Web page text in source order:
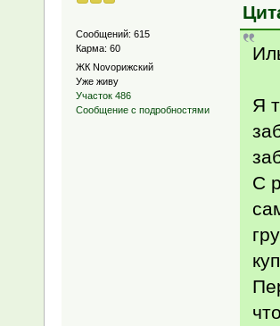
Сообщений: 615
Карма: 60
ЖК Novoрижский
Уже живу
Участок 486
Сообщение с подробностями
Я
С